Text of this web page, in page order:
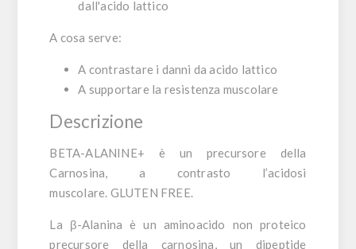
dall'acido lattico
A cosa serve:
A contrastare i danni da acido lattico
A supportare la resistenza muscolare
Descrizione
BETA-ALANINE+ è un precursore della
Carnosina, a contrasto l’acidosi
muscolare. GLUTEN FREE.
La β-Alanina è un aminoacido non proteico
precursore della carnosina, un dipeptide